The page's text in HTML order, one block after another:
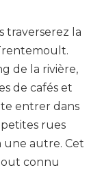
traverserez la
de la rivière,
de cafés et
entrer dans
rues
une autre. Cet
connu